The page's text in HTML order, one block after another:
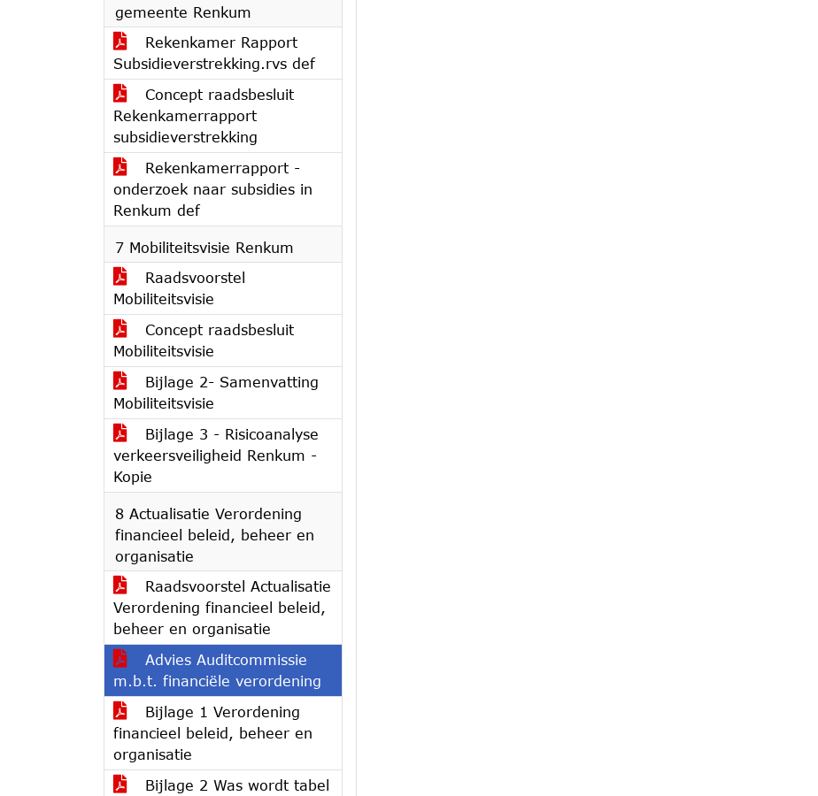
gemeente Renkum
Rekenkamer Rapport
Subsidieverstrekking.rvs def
Concept raadsbesluit
Rekenkamerrapport
subsidieverstrekking
Rekenkamerrapport -
onderzoek naar subsidies in
Renkum def
7 Mobiliteitsvisie Renkum
Raadsvoorstel
Mobiliteitsvisie
Concept raadsbesluit
Mobiliteitsvisie
Bijlage 2- Samenvatting
Mobiliteitsvisie
Bijlage 3 - Risicoanalyse
verkeersveiligheid Renkum -
Kopie
8 Actualisatie Verordening
financieel beleid, beheer en
organisatie
Raadsvoorstel Actualisatie
Verordening financieel beleid,
beheer en organisatie
Advies Auditcommissie
m.b.t. financiële verordening
Bijlage 1 Verordening
financieel beleid, beheer en
organisatie
Bijlage 2 Was wordt tabel